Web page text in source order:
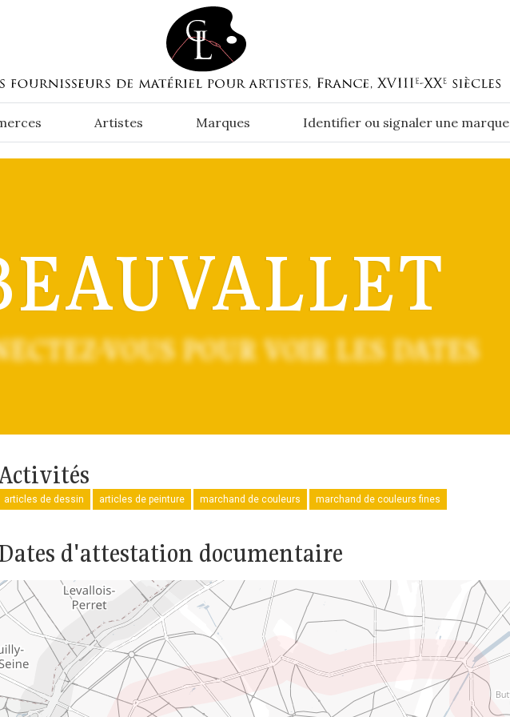
Artistes Marques Identifier ou signaler une marque
VOUS POUR VOIR LES DATES
articles de dessin articles de peinture marchand de couleurs marchand de couleurs fines
d'attestation documentaire